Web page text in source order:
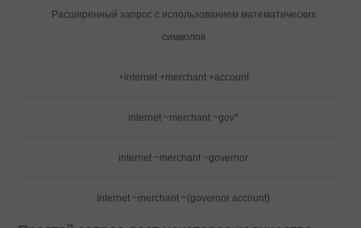
Расширенный запрос с использованием математических
символов
+internet +merchant +account
internet ~merchant ~gov*
internet ~merchant ~governor
Internet ~merchant ~(governor account)